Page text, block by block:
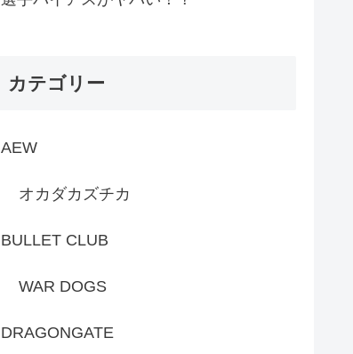
カテゴリー
AEW
オカダカズチカ
BULLET CLUB
WAR DOGS
DRAGONGATE